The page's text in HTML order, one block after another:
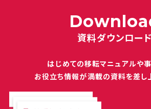
資料ダウンロード
はじめての移転マニュアルや
お役立ち情報が満載の資料を差し